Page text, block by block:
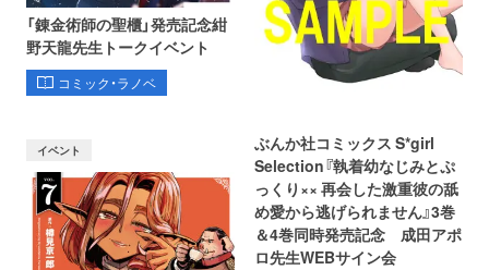
「錬金術師の聖櫃」発売記念紺
野天龍先生トークイベント
コミック・ラノベ
ぶんか社コミックス S*girl
Selection『執着幼なじみとぷ
っくり×× 再会した激重彼の舐
め愛から逃げられません』3巻
＆4巻同時発売記念 成田アポ
ロ先生WEBサイン会
イベント